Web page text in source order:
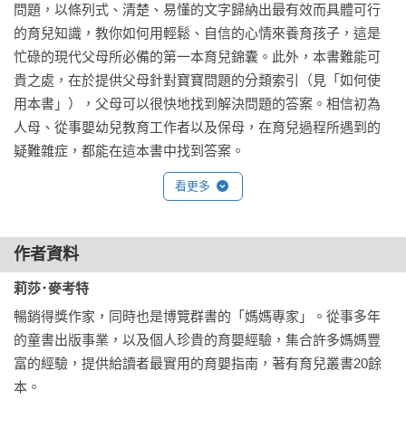
問題，以條列式、清楚、易懂的文字歸納出最有效而具體可行
的育兒知識，教你如何用輕鬆、自信的心情來養育孩子，這是
忙碌的現代父母所必備的第一本育兒錦囊。此外，本書難能可
貴之處，在於提供父母針對寶寶問題的分類索引（見「如何使
用本書」），父母可以很快地找到解決問題的答案。相信初為
人母、從事嬰幼兒教育工作者以及保母，在育兒過程所遇到的
疑難雜症，都能在這本書中找到答案。
看更多
作者資料
莉莎･麥考特
暢銷得獎作家，同時也是博覽群書的「媽媽專家」。從事多年
的童書出版事業，以及個人珍貴的育嬰經驗，集合許多媽媽豐
富的經驗，提供給讀者最實用的育嬰指南，著有育兒叢書20餘
本。